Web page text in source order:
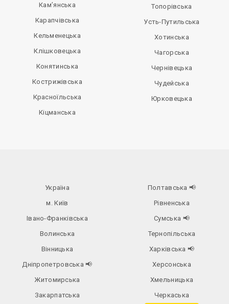
Кам’янська
Карапчівська
Кельменецька
Клішковецька
Конятинська
Кострижівська
Красноїльська
Кіцманська
Топорівська
Усть-Путильська
Хотинська
Чагорська
Чернівецька
Чудейська
Юрковецька
Україна
м. Київ
Івано-Франківська
Волинська
Вінницька
Дніпропетровська📢
Житомирська
Закарпатська
Полтавська 📢
Рівненська
Сумська 📢
Тернопільська
Харківська 📢
Херсонська
Хмельницька
Черкаська